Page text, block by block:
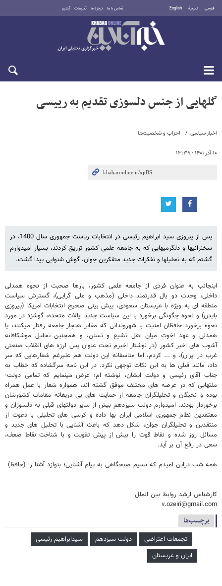
فارسی العربية English تماس با ما درباره ما تبلیغات آرشیو
جمعه ۱۶ مرداد ۱۴۰۵
اخبار سیاسی احزاب و شخصیت‌ها
۱۰ آذر ۱۴۰۱ - ۱۳:۳۹
گلهایی از جنس دلسوزی تقدیم به رییسی
پس از پیروزی سید ابراهیم رئیسی در انتخابات ریاست جمهوری سال 1400، در
سخنرانیها و دلگرمیهایی که به جامعه علمی کشور تزریق کردند، بسیار امیدوارم
گشتم که به تحلیلها و تفکرات جدید متفکرین جوان، گوش شنوایی پیدا گشت.
اینجانب به عنوان فردی از جامعه علمی کشور، بارها صحبت از نحوه همدلی
داخلی، وحدت دو بال قدرتمند داخلی (مذهب و ملی گرایی)، گسترش سیاست
منطقه ای به ویژه با عربستان سعودی، پیش بینی صحیح انتخابات امریکا (پیروزی
بایدن) و نحوه چگونگی برخورد با این سیاست جدید ایالات متحده، گوشزد در مورد
نحوه برخورد حافظان امنیت با شهروندانی که مغایر هنجار جامعه رفتار میکنند، یا
همدلی و عهد اخوت میان اهل تشیع و تسنن، و همچنین تحلیل موشکافانه
آشوب های اخیر کشور (در نوشتار اخیرم تحت عنوان پس لرزه های انقلاب صنعتی
غرب در ایران)، و ... کردم، اما متاسفانه این دولت هم علیرغم شعارهایی که سر
داد، مانند قبلی ها به این نکات توجهی نکرد. در این نامه سرگشاده که خطاب به
جناب آقای رئیسی و دولت ایشان، نوشته ام؛ عرض مینمایم که تمامی دولت-
ملتهایی که در عرصه های مختلف موفق گشته اند، همواره شعار با عمل همراه
بوده و نخبگان و تحلیلگران جامعه از حمایت های بی دریغانه مقامات کشورشان
برخوردار بودند. امیدوارم دولت سیزدهم بیش از سایر دولتهای قبلی به دلسوزان و
معتقدین نظام جمهوری اسلامی ایران بها داده و کرسی های تحلیلی با دعوت از
منتقدین و تحلیلگران جوان، شکل دهد که باعث آشنایی با تحلیل های جدید و
مسائل روز شده و نقاط قوت را بیش از پیش تقویت و با شناخت نقاط ضعف،
سعی در رفع آن بر آید.
همه شب دراین امیدم که نسیم صبحگاهی به پیام آشنایی؛ بنوازد آشنا را (حافظ)
کارشناس ارشد روابط بین الملل
v.ozeiri@gmail.com
برچسب‌ها
تجمعات اعتراضی دولت سیزدهم
سیدابراهیم رئیسی
ایران و عربستان